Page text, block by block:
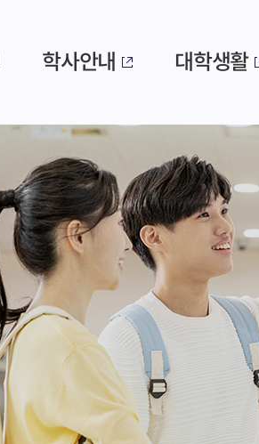
학사안내 대학생활